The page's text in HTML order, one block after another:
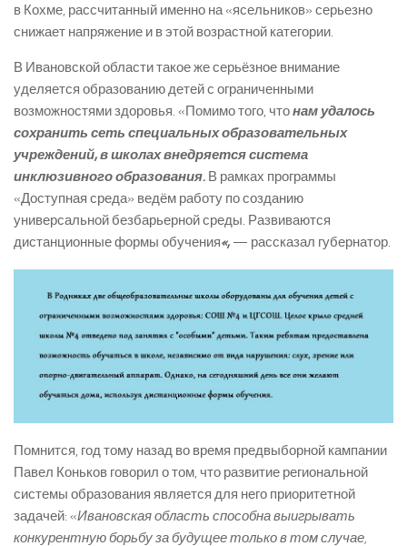
в Кохме, рассчитанный именно на «ясельников» серьезно
снижает напряжение и в этой возрастной категории.
В Ивановской области такое же серьёзное внимание
уделяется образованию детей с ограниченными
возможностями здоровья. «Помимо того, чтонам удалось
сохранить сеть специальных образовательных
учреждений, в школах внедряется система
инклюзивного образования. В рамках программы
«Доступная среда» ведём работу по созданию
универсальной безбарьерной среды. Развиваются
дистанционные формы обучения«, — рассказал губернатор.
Помнится, год тому назад во время предвыборной кампании
Павел Коньков говорил о том, что развитие региональной
системы образования является для него приоритетной
задачей: «Ивановская область способна выигрывать
конкурентную борьбу за будущее только в том случае,